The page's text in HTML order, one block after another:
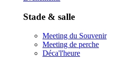
Stade & salle
Meeting du Souvenir
Meeting de perche
Déca'l'heure